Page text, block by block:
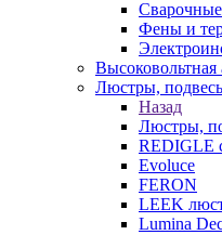
Фены и
Высоковольтная
Люстры,
Назад
Люстры,
REDIGLE
Evoluce
FERON
LEEK
Lumina